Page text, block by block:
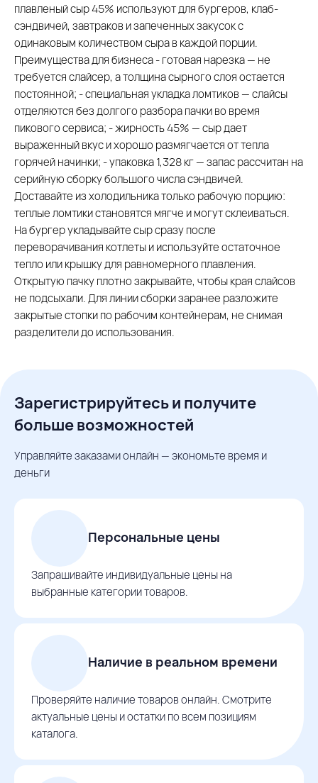
плавленый сыр 45% используют для бургеров, клаб-
сэндвичей, завтраков и запеченных закусок с
одинаковым количеством сыра в каждой порции.
Преимущества для бизнеса - готовая нарезка — не
требуется слайсер, а толщина сырного слоя остается
постоянной; - специальная укладка ломтиков — слайсы
отделяются без долгого разбора пачки во время
пикового сервиса; - жирность 45% — сыр дает
выраженный вкус и хорошо размягчается от тепла
горячей начинки; - упаковка 1,328 кг — запас рассчитан на
серийную сборку большого числа сэндвичей.
Доставайте из холодильника только рабочую порцию:
теплые ломтики становятся мягче и могут склеиваться.
На бургер укладывайте сыр сразу после
переворачивания котлеты и используйте остаточное
тепло или крышку для равномерного плавления.
Открытую пачку плотно закрывайте, чтобы края слайсов
не подсыхали. Для линии сборки заранее разложите
закрытые стопки по рабочим контейнерам, не снимая
разделители до использования.
Зарегистрируйтесь и получите
больше возможностей
Управляйте заказами онлайн — экономьте время и
деньги
Персональные цены
Запрашивайте индивидуальные цены на
выбранные категории товаров.
Наличие в реальном времени
Проверяйте наличие товаров онлайн. Смотрите
актуальные цены и остатки по всем позициям
каталога.